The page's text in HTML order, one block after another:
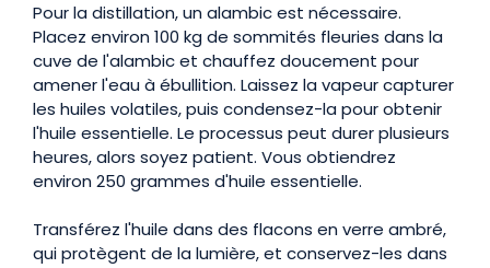
Pour la distillation, un alambic est nécessaire.
Placez environ 100 kg de sommités fleuries dans la
cuve de l'alambic et chauffez doucement pour
amener l'eau à ébullition. Laissez la vapeur capturer
les huiles volatiles, puis condensez-la pour obtenir
l'huile essentielle. Le processus peut durer plusieurs
heures, alors soyez patient. Vous obtiendrez
environ 250 grammes d'huile essentielle.
Transférez l'huile dans des flacons en verre ambré,
qui protègent de la lumière, et conservez-les dans